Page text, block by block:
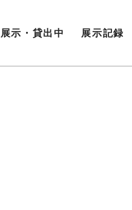
展示・貸出中 展示記録